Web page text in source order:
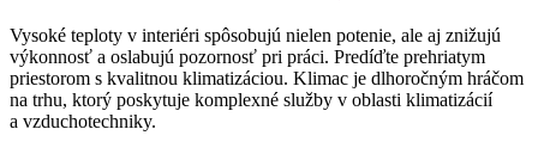
Vysoké teploty v interiéri spôsobujú nielen potenie, ale aj znižujú
výkonnosť a oslabujú pozornosť pri práci. Predíďte prehriatym
priestorom s kvalitnou klimatizáciou. Klimac je dlhoročným hráčom
na trhu, ktorý poskytuje komplexné služby v oblasti klimatizácií
a vzduchotechniky.